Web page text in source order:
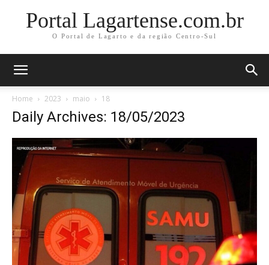
Portal Lagartense.com.br
O Portal de Lagarto e da região Centro-Sul
Home 2023 maio 18
Daily Archives: 18/05/2023